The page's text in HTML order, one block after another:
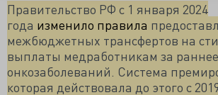
Правительство РФ с 1 января 2024
года изменило правила
межбюджетных трансфертов на
выплаты медработникам за
онкозаболеваний. Система
которая действовала до этого с